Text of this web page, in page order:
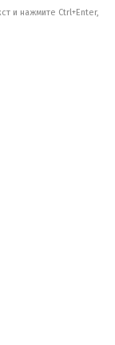
и нажмите Ctrl+Enter,